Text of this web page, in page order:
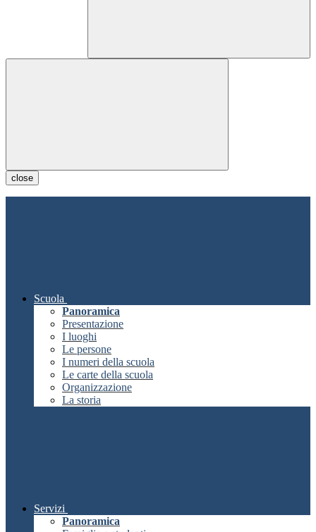
close
Scuola
Panoramica
Presentazione
I luoghi
Le persone
I numeri della scuola
Le carte della scuola
Organizzazione
La storia
Servizi
Panoramica